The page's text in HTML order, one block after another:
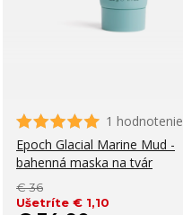
1 hodnotenie
Epoch Glacial Marine Mud -
bahenná maska na tvár
€ 36
Ušetríte € 1,10